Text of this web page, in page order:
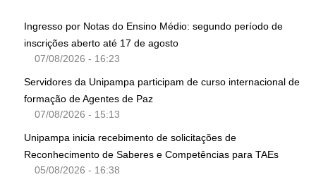
Ingresso por Notas do Ensino Médio: segundo período de
inscrições aberto até 17 de agosto
07/08/2026 - 16:23
Servidores da Unipampa participam de curso internacional de
formação de Agentes de Paz
07/08/2026 - 15:13
Unipampa inicia recebimento de solicitações de
Reconhecimento de Saberes e Competências para TAEs
05/08/2026 - 16:38